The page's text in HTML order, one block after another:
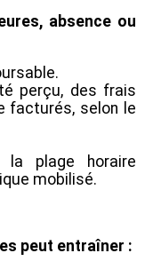
absence ou
perçu, des frais
facturés, selon le
la plage horaire
mobilisé.
peut entraîner :